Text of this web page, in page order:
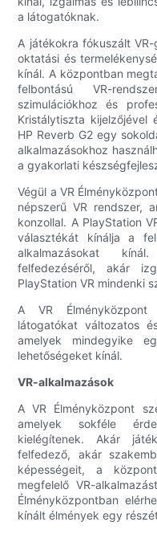
a látogatóknak.
A játékokra fókuszált
oktatási és
kínál. A központban
felbontású VR-
szimulációkhoz és
Kristálytiszta
HP Reverb G2 egy
alkalmazásokhoz
a gyakorlati
Végül a VR
népszerű VR rendszer,
konzollal. A PlayStation
választékát kínálja a
alkalmazásokat
felfedezéséről, akár
PlayStation VR mindenki
A VR
látogatókat változatos
amelyek mindegyike
lehetőségeket kínál.
VR-alkalmazások
A VR Élményközpont
amelyek sokféle
kielégítenek. Akár
felfedező, akár
képességeit, a
megfelelő VR-
Élményközpontban
kínált élmények egy